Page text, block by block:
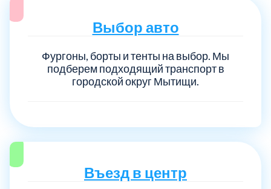
Выбор авто
Фургоны, борты и тенты на выбор. Мы
подберем подходящий транспорт в
городской округ Мытищи.
Въезд в центр